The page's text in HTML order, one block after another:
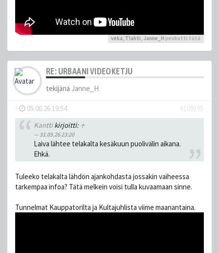
veka, Tlahti, Janne_H peukutti tätä
RE: URBAANI VIDEOKETJU
tekijänä Janne_H
- 05.06.26 19:54
#109195
Kanttikirjoitti: ↑
31.05.26 23:20
Laiva lähtee telakalta kesäkuun puolivälin aikana.
Ehkä.
Tuleeko telakalta lähdön ajankohdasta jossakin vaiheessa
tarkempaa infoa? Tätä melkein voisi tulla kuvaamaan sinne.
Tunnelmat Kauppatorilta ja Kultajuhlista viime maanantaina.